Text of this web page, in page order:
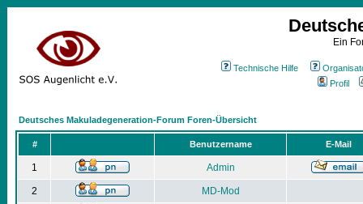
Ein
Technische Hilfe
Profil
Deutsches Makuladegeneration-Forum Foren-Übersicht
# Benutzername E-Mail
1 Admin
2 MD-Mod